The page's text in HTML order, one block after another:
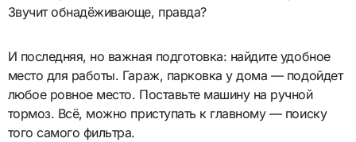
Звучит обнадёживающе, правда?
И последняя, но важная подготовка: найдите удобное
место для работы. Гараж, парковка у дома — подойдет
любое ровное место. Поставьте машину на ручной
тормоз. Всё, можно приступать к главному — поиску
того самого фильтра.